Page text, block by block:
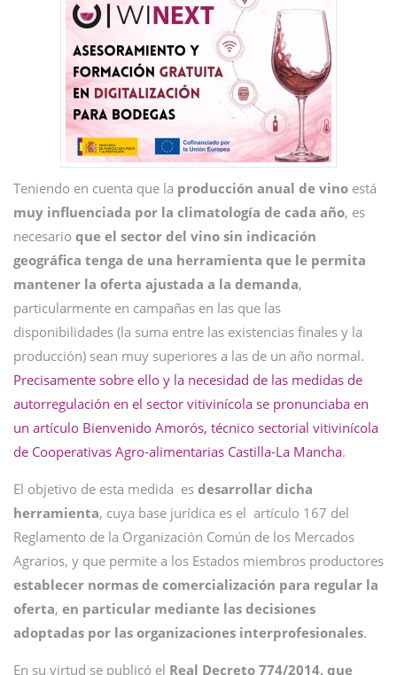
Teniendo en cuenta que la producción anual de vino está
muy influenciada por la climatología de cada año, es
necesario que el sector del vino sin indicación
geográfica tenga de una herramienta que le permita
mantener la oferta ajustada a la demanda,
particularmente en campañas en las que las
disponibilidades (la suma entre las existencias finales y la
producción) sean muy superiores a las de un año normal.
Precisamente sobre ello y la necesidad de las medidas de
autorregulación en el sector vitivinícola se pronunciaba en
un artículo Bienvenido Amorós, técnico sectorial vitivinícola
de Cooperativas Agro-alimentarias Castilla-La Mancha.
El objetivo de esta medida es desarrollar dicha
herramienta, cuya base jurídica es el artículo 167 del
Reglamento de la Organización Común de los Mercados
Agrarios, y que permite a los Estados miembros productores
establecer normas de comercialización para regular la
oferta, en particular mediante las decisiones
adoptadas por las organizaciones interprofesionales.
En su virtud se publicó el Real Decreto 774/2014, que